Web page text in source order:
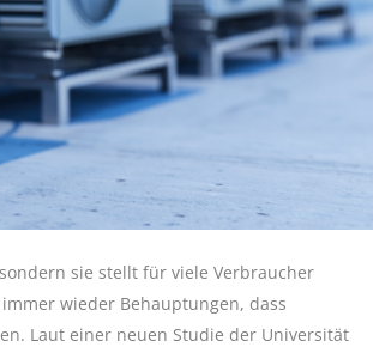
sie stellt für viele Verbraucher
wieder Behauptungen, dass
Laut einer neuen Studie der Universität